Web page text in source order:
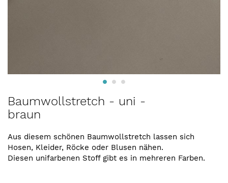
Anfang
der
springen
Baumwollstretch - uni -
braun
Aus diesem schönen Baumwollstretch lassen sich
Hosen, Kleider, Röcke oder Blusen nähen.
Diesen unifarbenen Stoff gibt es in mehreren Farben.